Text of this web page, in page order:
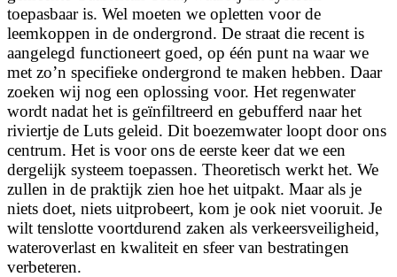
toepasbaar is. Wel moeten we opletten voor de
leemkoppen in de ondergrond. De straat die recent is
aangelegd functioneert goed, op één punt na waar we
met zo’n specifieke ondergrond te maken hebben. Daar
zoeken wij nog een oplossing voor. Het regenwater
wordt nadat het is geïnfiltreerd en gebufferd naar het
riviertje de Luts geleid. Dit boezemwater loopt door ons
centrum. Het is voor ons de eerste keer dat we een
dergelijk systeem toepassen. Theoretisch werkt het. We
zullen in de praktijk zien hoe het uitpakt. Maar als je
niets doet, niets uitprobeert, kom je ook niet vooruit. Je
wilt tenslotte voortdurend zaken als verkeersveiligheid,
wateroverlast en kwaliteit en sfeer van bestratingen
verbeteren.